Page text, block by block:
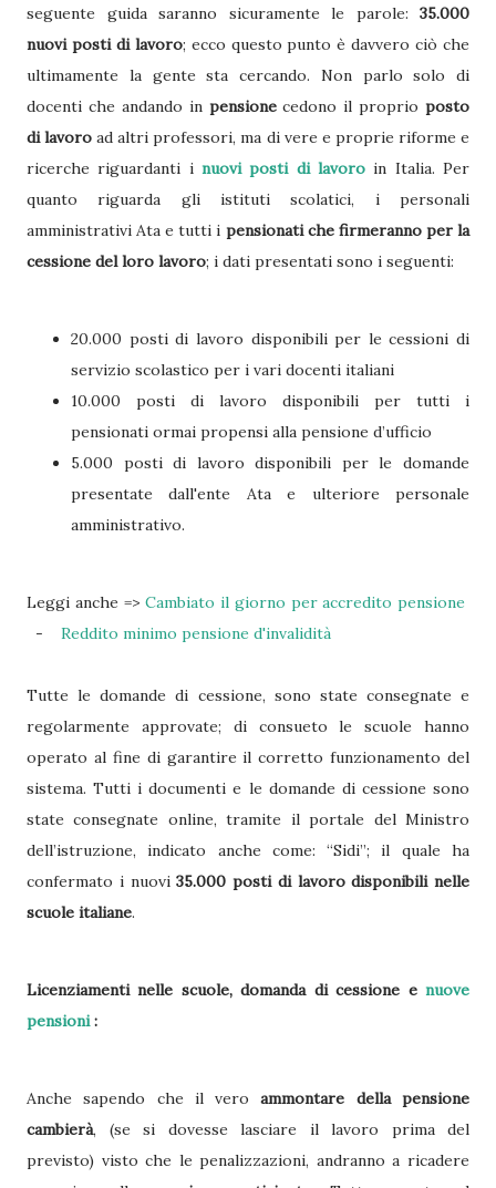
seguente guida saranno sicuramente le parole: 35.000
nuovi posti di lavoro; ecco questo punto è davvero ciò che
ultimamente la gente sta cercando. Non parlo solo di
docenti che andando in pensionecedono il proprio posto
di lavoro ad altri professori, ma di vere e proprie riforme e
ricerche riguardanti i nuovi posti di lavoro in Italia. Per
quanto riguarda gli istituti scolatici, i personali
amministrativi Ata e tutti i pensionati che firmeranno per la
cessione del loro lavoro; i dati presentati sono i seguenti:
20.000 posti di lavoro disponibili per le cessioni di
servizio scolastico per i vari docenti italiani
10.000 posti di lavoro disponibili per tutti i
pensionati ormai propensi alla pensione d’ufficio
5.000 posti di lavoro disponibili per le domande
presentate dall'ente Ata e ulteriore personale
amministrativo.
Leggi anche =>Cambiato il giorno per accredito pensione
- Reddito minimo pensione d'invalidità
Tutte le domande di cessione, sono state consegnate e
regolarmente approvate; di consueto le scuole hanno
operato al fine di garantire il corretto funzionamento del
sistema. Tutti i documenti e le domande di cessione sono
state consegnate online, tramite il portale del Ministro
dell’istruzione, indicato anche come: “Sidi”; il quale ha
confermato i nuovi35.000 posti di lavoro disponibili nelle
scuole italiane.
Licenziamenti nelle scuole, domanda dicessione enuove
pensioni:
Anche sapendo che il veroammontare della pensione
cambierà, (se si dovesse lasciare il lavoro prima del
previsto) visto che le penalizzazioni, andranno a ricadere